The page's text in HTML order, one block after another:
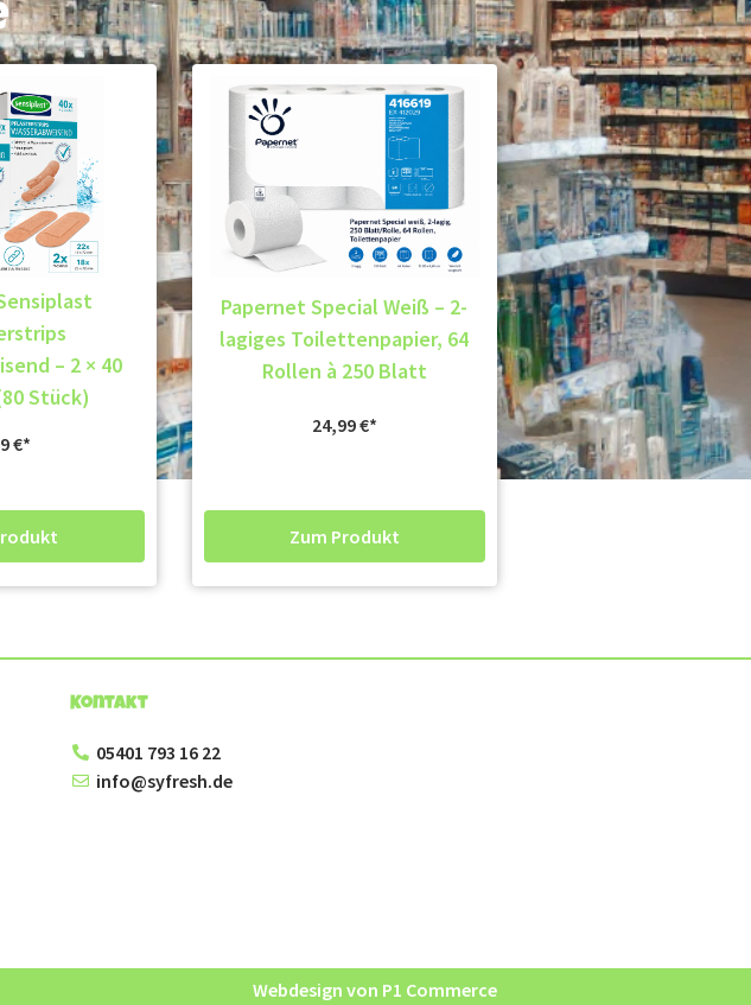
– 2 × 40
Stück)
€
Papernet Special Weiß – 2-
lagiges Toilettenpapier, 64
Rollen à 250 Blatt
24,99€
Zum Produkt
Kontakt
05401 793 16 22
info@syfresh.de
Webdesign von P1 Commerce